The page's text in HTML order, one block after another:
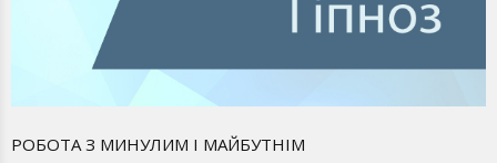
РОБОТА З МИНУЛИМ І МАЙБУТНІМ